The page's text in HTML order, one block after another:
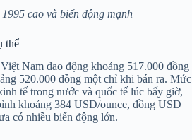
cao và biến động mạnh
thể
Nam dao động khoảng 517.000 đồng
520.000 đồng một chỉ khi bán ra. Mức
tế trong nước và quốc tế lúc bấy giờ,
khoảng 384 USD/ounce, đồng USD
có nhiều biến động lớn.